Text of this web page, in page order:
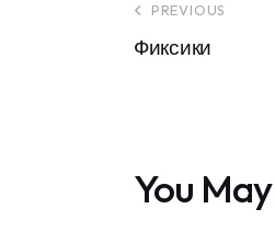
PREVIOUS
Фиксики
You